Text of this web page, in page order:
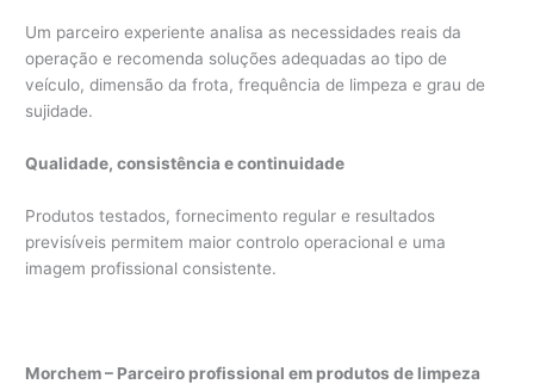
Um parceiro experiente analisa as necessidades reais da
operação e recomenda soluções adequadas ao tipo de
veículo, dimensão da frota, frequência de limpeza e grau de
sujidade.
Qualidade, consistência e continuidade
Produtos testados, fornecimento regular e resultados
previsíveis permitem maior controlo operacional e uma
imagem profissional consistente.
Morchem – Parceiro profissional em produtos de limpeza